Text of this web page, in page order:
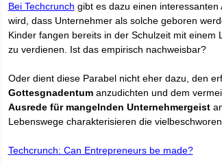
Bei Techcrunch gibt es dazu einen
wird, dass Unternehmer als solche geboren
Kinder fangen bereits in der Schulzeit mit
zu verdienen. Ist das empirisch nachweisbar?
Oder dient diese Parabel nicht eher dazu, den
Gottesgnadentumanzudichten und dem
Ausrede für mangelnden Unternehmergeist
Lebenswege charakterisieren die
Techcrunch: Can Entrepreneurs be made?